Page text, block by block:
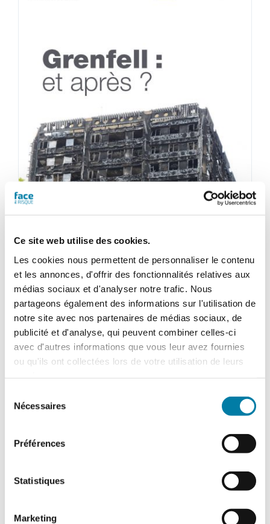
Ce site web utilise des cookies.
Les cookies nous permettent de personnaliser le contenu
et les annonces, d'offrir des fonctionnalités relatives aux
médias sociaux et d'analyser notre trafic. Nous
partageons également des informations sur l'utilisation de
notre site avec nos partenaires de médias sociaux, de
publicité et d'analyse, qui peuvent combiner celles-ci
avec d'autres informations que vous leur avez fournies
ou qu'ils ont collectées lors de votre utilisation de leurs
Nécessaires
Préférences
Statistiques
Marketing
Face au Risque
Magazine numérique n° 543 –
Juin 2018
25,20€ TTC
Ajouter au panier Détails